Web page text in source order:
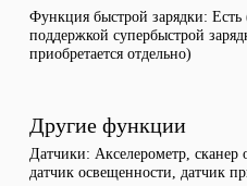
Функция быстрой зарядки Есть
поддержкой супербыстрой
приобретается отдельно)
Другие функции
Датчики
Акселерометр, сканер
датчик освещенности, датчик